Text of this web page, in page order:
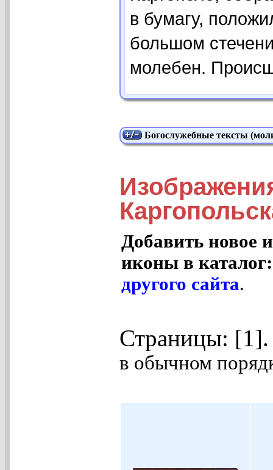
в бумагу,
большом
молебен.
Богослужебные тексты
Добавить новое
иконы в
другого сайта.
Страницы:
в обычном